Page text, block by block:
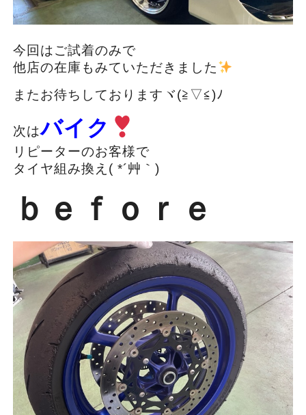
今回はご試着のみで
他店の在庫もみていただきました
またお待ちしておりますヾ(≧▽≦)ﾉ
次はバイク
リピーターのお客様で
タイヤ組み換え( *´艸｀)
ｂｅｆｏｒｅ